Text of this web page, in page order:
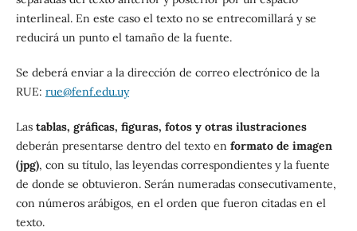
interlineal. En este caso el texto no se entrecomillará y se
reducirá un punto el tamaño de la fuente.
Se deberá enviar a la dirección de correo electrónico de la
RUE: rue@fenf.edu.uy
Las tablas, gráficas, figuras, fotos y otras ilustraciones
deberán presentarse dentro del texto en formato de imagen
(jpg), con su título, las leyendas correspondientes y la fuente
de donde se obtuvieron. Serán numeradas consecutivamente,
con números arábigos, en el orden que fueron citadas en el
texto.